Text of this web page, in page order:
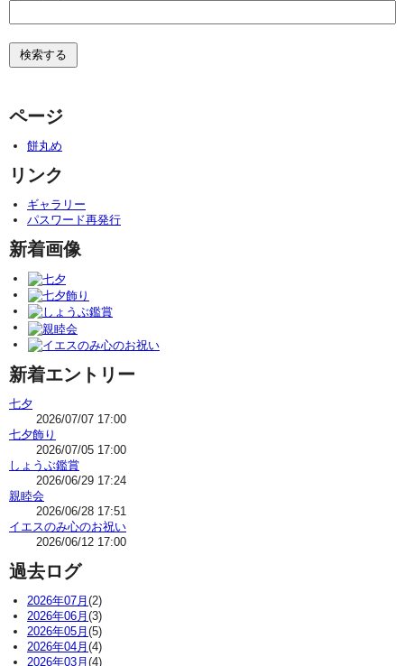
ページ
餅丸め
リンク
ギャラリー
パスワード再発行
新着画像
新着エントリー
七夕
2026/07/07 17:00
七夕飾り
2026/07/05 17:00
しょうぶ鑑賞
2026/06/29 17:24
親睦会
2026/06/28 17:51
イエスのみ心のお祝い
2026/06/12 17:00
過去ログ
2026年07月(2)
2026年06月(3)
2026年05月(5)
2026年04月(4)
2026年03月(4)